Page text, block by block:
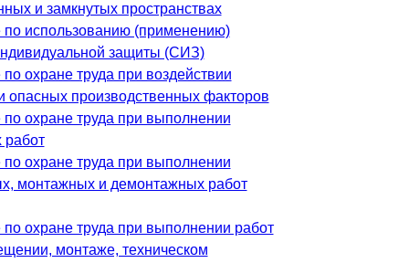
и замкнутых пространствах
по использованию (применению)
защиты (СИЗ)
охране труда при воздействии
опасных производственных факторов
охране труда при выполнении
работ
охране труда при выполнении
монтажных и демонтажных работ
охране труда при выполнении работ
монтаже, техническом